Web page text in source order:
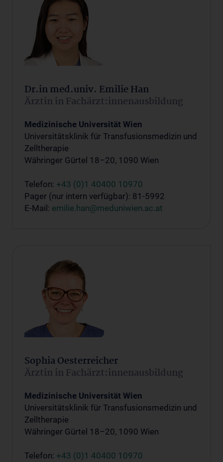
Dr.in med.univ. Emilie Han
Ärztin in Fachärzt:innenausbildung
Medizinische Universität Wien
Universitätsklinik für Transfusionsmedizin und
Zelltherapie
Währinger Gürtel 18–20, 1090 Wien
Telefon: +43 (0)1 40400 10970
Pager (nur intern verfügbar): 81-5992
E-Mail: emilie.han@meduniwien.ac.at
Sophia Oesterreicher
Ärztin in Fachärzt:innenausbildung
Medizinische Universität Wien
Universitätsklinik für Transfusionsmedizin und
Zelltherapie
Währinger Gürtel 18–20, 1090 Wien
Telefon: +43 (0)1 40400 10970